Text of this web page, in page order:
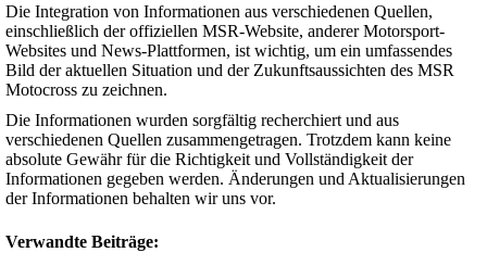
Die Integration von Informationen aus verschiedenen Quellen,
einschließlich der offiziellen MSR-Website, anderer Motorsport-
Websites und News-Plattformen, ist wichtig, um ein umfassendes
Bild der aktuellen Situation und der Zukunftsaussichten des MSR
Motocross zu zeichnen.
Die Informationen wurden sorgfältig recherchiert und aus
verschiedenen Quellen zusammengetragen. Trotzdem kann keine
absolute Gewähr für die Richtigkeit und Vollständigkeit der
Informationen gegeben werden. Änderungen und Aktualisierungen
der Informationen behalten wir uns vor.
Verwandte Beiträge: